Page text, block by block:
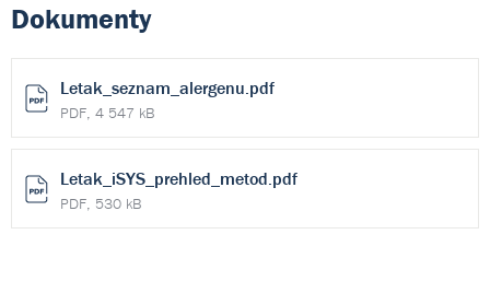
Dokumenty
Letak_seznam_alergenu.pdf
PDF, 4 547 kB
Letak_iSYS_prehled_metod.pdf
PDF, 530 kB